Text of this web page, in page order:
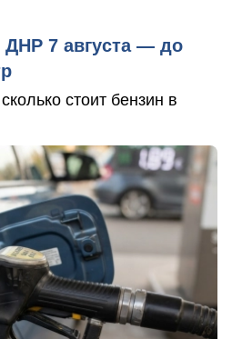
7 августа — до
стоит бензин в